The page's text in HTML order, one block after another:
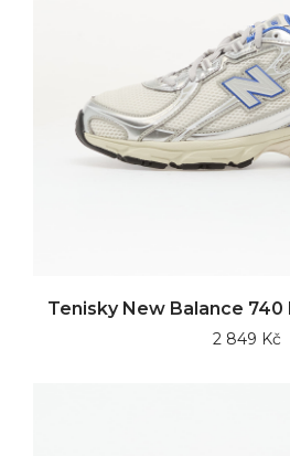
Tenisky New Balance 740
2 849 Kč